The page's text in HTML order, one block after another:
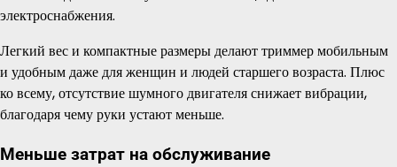
электроснабжения.
Легкий вес и компактные размеры делают триммер мобильным
и удобным даже для женщин и людей старшего возраста. Плюс
ко всему, отсутствие шумного двигателя снижает вибрации,
благодаря чему руки устают меньше.
Меньше затрат на обслуживание